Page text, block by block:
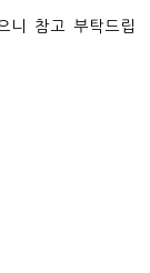
니 참고 부탁드립